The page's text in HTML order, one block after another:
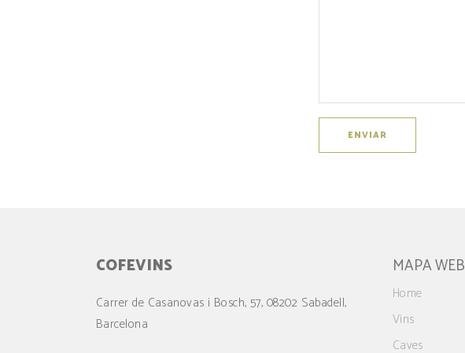
COFEVINS
Carrer de Casanovas i Bosch, 57, 08202 Sabadell,
Barcelona
MAPA WEB
Home
Vins
Caves